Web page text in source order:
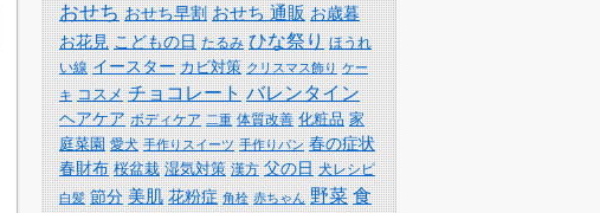
おせち おせち早割 おせち 通販 お歳暮
お花見 こどもの日 たるみ ひな祭り ほうれ
い線 イースター カビ対策 クリスマス飾り ケー
キ コスメ チョコレート バレンタイン
ヘアケア ボディケア 二重 体質改善 化粧品 家
庭菜園 愛犬 手作りスイーツ 手作りパン 春の症状
春財布 桜盆栽 湿気対策 漢方 父の日 犬レシピ
白髪 節分 美肌 花粉症 角栓 赤ちゃん 野菜 食